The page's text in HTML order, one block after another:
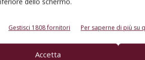
Gestisci 1808 fornitori Per saperne di più su
Accetta
A Vinitaly il primo
tappo alternativo
DiAlessandra Biondi Bartolini